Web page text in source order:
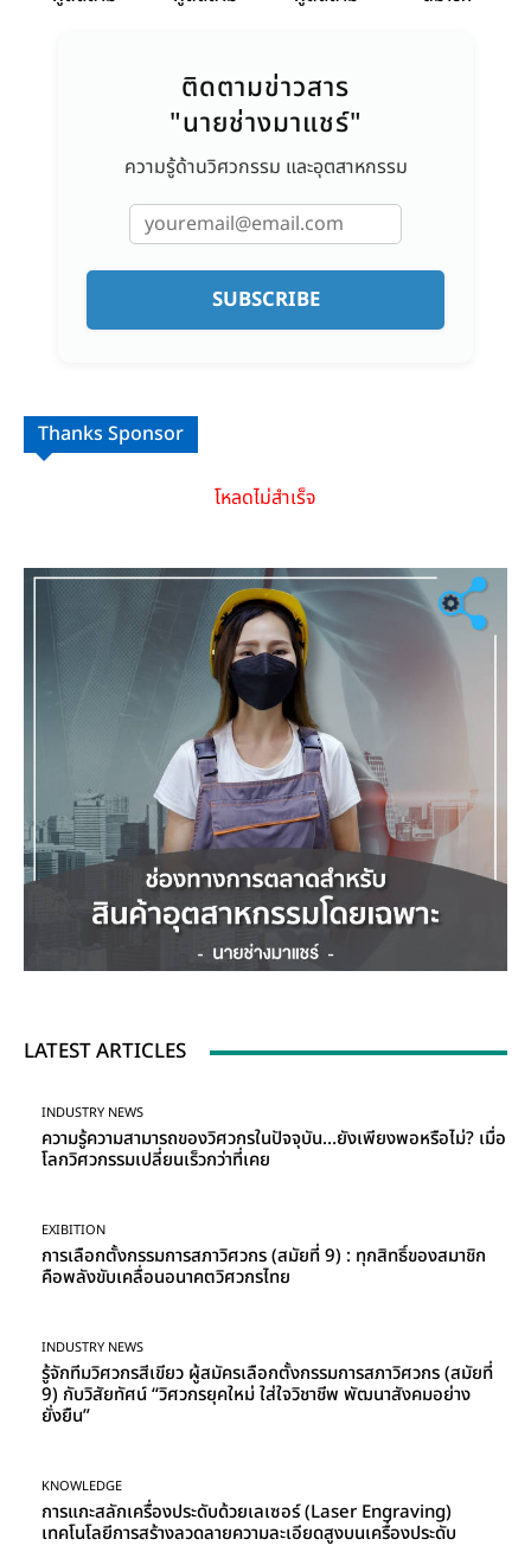
ติดตามข่าวสาร
"นายช่างมาแชร์"
ความรู้ด้านวิศวกรรม และอุตสาหกรรม
SUBSCRIBE
Thanks Sponsor
โหลดไม่สำเร็จ
LATEST ARTICLES
INDUSTRY NEWS
ความรู้ความสามารถของวิศวกรในปัจจุบัน…ยังเพียงพอหรือไม่? เมื่อ
โลกวิศวกรรมเปลี่ยนเร็วกว่าที่เคย
EXIBITION
การเลือกตั้งกรรมการสภาวิศวกร (สมัยที่ 9) : ทุกสิทธิ์ของสมาชิก
คือพลังขับเคลื่อนอนาคตวิศวกรไทย
INDUSTRY NEWS
รู้จักทีมวิศวกรสีเขียว ผู้สมัครเลือกตั้งกรรมการสภาวิศวกร (สมัยที่
9) กับวิสัยทัศน์ “วิศวกรยุคใหม่ ใส่ใจวิชาชีพ พัฒนาสังคมอย่าง
ยั่งยืน”
KNOWLEDGE
การแกะสลักเครื่องประดับด้วยเลเซอร์ (Laser Engraving)
เทคโนโลยีการสร้างลวดลายความละเอียดสูงบนเครื่องประดับ